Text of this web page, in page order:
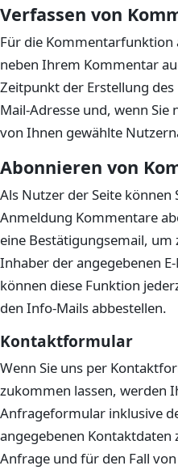
Verfassen von
Für die Kommentarfunktion
neben Ihrem Kommentar
Zeitpunkt der Erstellung
Mail-Adresse und, wenn
von Ihnen gewählte
Abonnieren von
Als Nutzer der Seite können
Anmeldung Kommentare
eine Bestätigungsemail, um
Inhaber der angegebenen
können diese Funktion
den Info-Mails abbestellen.
Kontaktformular
Wenn Sie uns per
zukommen lassen, werden
Anfrageformular inklusive
angegebenen Kontaktdaten
Anfrage und für den Fall